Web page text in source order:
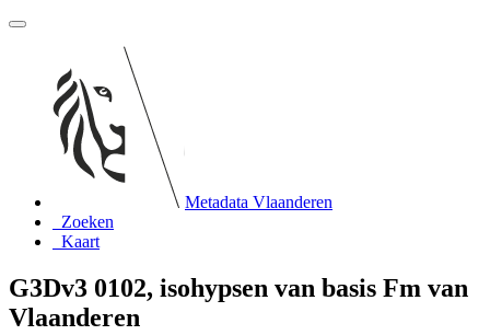
Metadata Vlaanderen
Zoeken
Kaart
G3Dv3 0102, isohypsen van basis Fm van
Vlaanderen